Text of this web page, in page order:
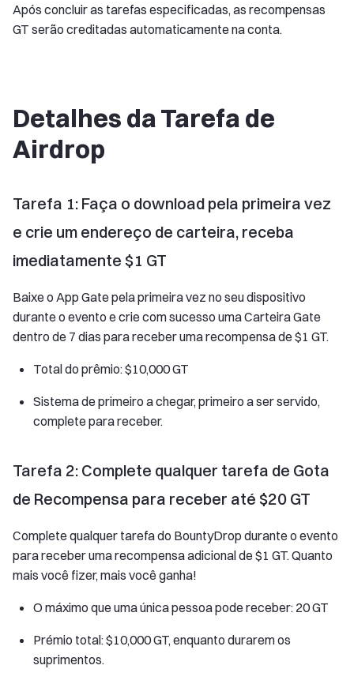
Após concluir as tarefas especificadas, as recompensas
GT serão creditadas automaticamente na conta.
Detalhes da Tarefa de
Airdrop
Tarefa 1: Faça o download pela primeira vez
e crie um endereço de carteira, receba
imediatamente $1 GT
Baixe o App Gate pela primeira vez no seu dispositivo
durante o evento e crie com sucesso uma Carteira Gate
dentro de 7 dias para receber uma recompensa de $1 GT.
Total do prêmio: $10,000 GT
Sistema de primeiro a chegar, primeiro a ser servido,
complete para receber.
Tarefa 2: Complete qualquer tarefa de Gota
de Recompensa para receber até $20 GT
Complete qualquer tarefa do BountyDrop durante o evento
para receber uma recompensa adicional de $1 GT. Quanto
mais você fizer, mais você ganha!
O máximo que uma única pessoa pode receber: 20 GT
Prémio total: $10,000 GT, enquanto durarem os
suprimentos.